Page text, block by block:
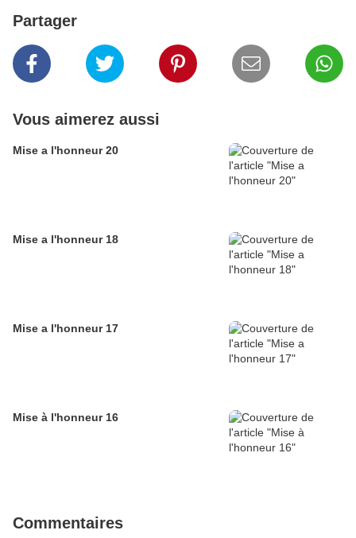
Partager
Vous aimerez aussi
Mise a l'honneur 20
Mise a l'honneur 18
Mise a l'honneur 17
Mise à l'honneur 16
Commentaires